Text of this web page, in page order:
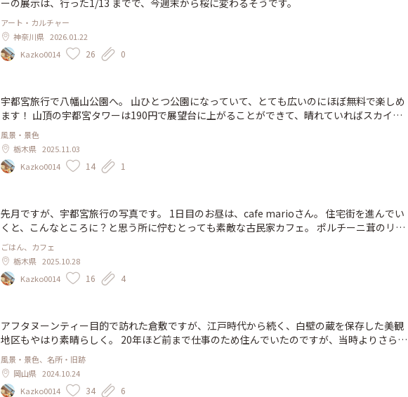
ーの展示は、行った1/13 までで、今週末から桜に変わるそうです。
アート・カルチャー
神奈川県 2026.01.22
Kazko0014
26 0
宇都宮旅行で八幡山公園へ。 山ひとつ公園になっていて、とても広いのにほぼ無料で楽しめ
ます！ 山頂の宇都宮タワーは190円で展望台に上がることができて、晴れていればスカイツ
リーまで見えるそうです。 (行った日は曇りでそこまで見えませんでしたが) 吊橋を渡った
り、仲良しの孔雀を見たり、一日楽しめました！
風景・景色
栃木県 2025.11.03
Kazko0014
14 1
先月ですが、宇都宮旅行の写真です。 1日目のお昼は、cafe marioさん。 住宅街を進んでい
くと、こんなところに？と思う所に佇むとっても素敵な古民家カフェ。 ポルチーニ茸のリゾ
ットのセットをいただきました。 セットのサラダはキッシュも乗ってて前菜のよう。 スープ
は焼き茄子のポタージュでした。 セットドリンクは無花果のティソーダ。 何から何までおし
ゃれで美味しい！ 機会があったらぜひまた伺いたいです😍
ごはん、カフェ
栃木県 2025.10.28
Kazko0014
16 4
アフタヌーンティー目的で訪れた倉敷ですが、江戸時代から続く、白壁の蔵を保存した美観
地区もやはり素晴らしく。 20年ほど前まで仕事のため住んでいたのですが、当時よりさらに
建物を活用して楽しめる街になっているなぁと感じました。 5枚目は阿智神社の階段を登り
きったところで振り返った眺め。 当時よりも階段がキツく感じましたが、その分絶景に感じ
ます😜
風景・景色、名所・旧跡
岡山県 2024.10.24
Kazko0014
34 6